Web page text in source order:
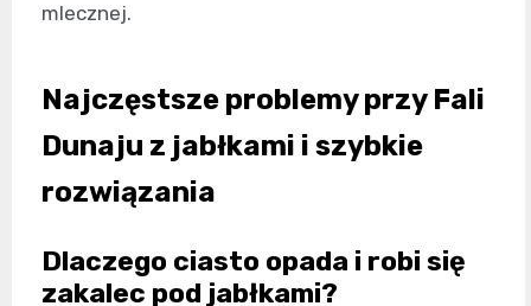
mlecznej.
Najczęstsze problemy przy Fali
Dunaju z jabłkami i szybkie
rozwiązania
Dlaczego ciasto opada i robi się
zakalec pod jabłkami?